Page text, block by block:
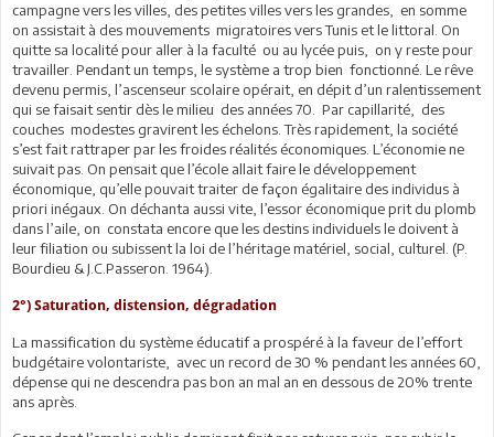
campagne vers les villes, des petites villes vers les grandes, en somme
on assistait à des mouvements migratoires vers Tunis et le littoral. On
quitte sa localité pour aller à la faculté ou au lycée puis, on y reste pour
travailler. Pendant un temps, le système a trop bien fonctionné. Le rêve
devenu permis, l’ascenseur scolaire opérait, en dépit d’un ralentissement
qui se faisait sentir dès le milieu des années 70. Par capillarité, des
couches modestes gravirent les échelons. Très rapidement, la société
s’est fait rattraper par les froides réalités économiques. L’économie ne
suivait pas. On pensait que l’école allait faire le développement
économique, qu’elle pouvait traiter de façon égalitaire des individus à
priori inégaux. On déchanta aussi vite, l’essor économique prit du plomb
dans l’aile, on constata encore que les destins individuels le doivent à
leur filiation ou subissent la loi de l’héritage matériel, social, culturel. (P.
Bourdieu & J.C.Passeron. 1964).
2°) Saturation, distension, dégradation
La massification du système éducatif a prospéré à la faveur de l’effort
budgétaire volontariste, avec un record de 30 % pendant les années 60,
dépense qui ne descendra pas bon an mal an en dessous de 20% trente
ans après.